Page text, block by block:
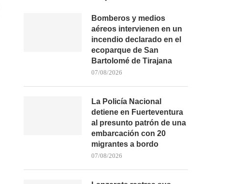
LA POLICÍA NACIONAL
ESTAFAS...
CRIMINAL
Bomberos y medios
aéreos intervienen en un
incendio declarado en el
ecoparque de San
Bartolomé de Tirajana
07/08/2026
La Policía Nacional
detiene en Fuerteventura
al presunto patrón de una
embarcación con 20
migrantes a bordo
07/08/2026